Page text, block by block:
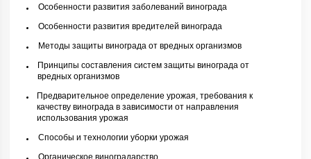
Особенности развития заболеваний винограда
Особенности развития вредителей винограда
Методы защиты винограда от вредных организмов
Принципы составления систем защиты винограда от
вредных организмов
Предварительное определение урожая, требования к
качеству винограда в зависимости от направления
использования урожая
Способы и технологии уборки урожая
Органическое виноградарство